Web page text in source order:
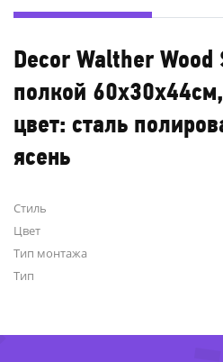
Decor Walther Wood
полкой
цвет: сталь
ясень
Стиль
Цвет
Тип монтажа
Тип